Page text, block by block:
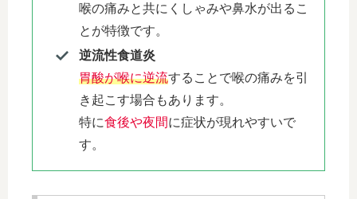
喉の痛みと共にくしゃみや鼻水が出るこ
とが特徴です。
逆流性食道炎
胃酸が喉に逆流することで喉の痛みを引
き起こす場合もあります。
特に食後や夜間に症状が現れやすいで
す。